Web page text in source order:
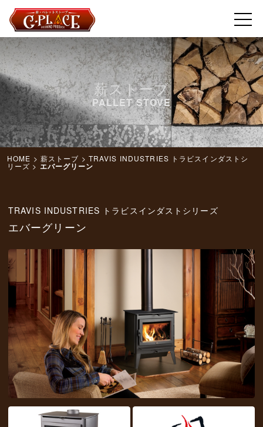
薪ストーブ
PALLET STOVE
HOME > 薪ストーブ > TRAVIS INDUSTRIES トラビスインダストシ
リーズ > エバーグリーン
TRAVIS INDUSTRIES トラビスインダストシリーズ
エバーグリーン